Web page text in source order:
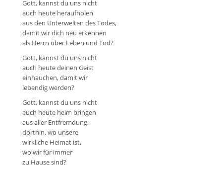
Gott, kannst du uns nicht
auch heute heraufholen
aus den Unterwelten des Todes,
damit wir dich neu erkennen
als Herrn über Leben und Tod?
Gott, kannst du uns nicht
auch heute deinen Geist
einhauchen, damit wir
lebendig werden?
Gott, kannst du uns nicht
auch heute heim bringen
aus aller Entfremdung,
dorthin, wo unsere
wirkliche Heimat ist,
wo wir für immer
zu Hause sind?